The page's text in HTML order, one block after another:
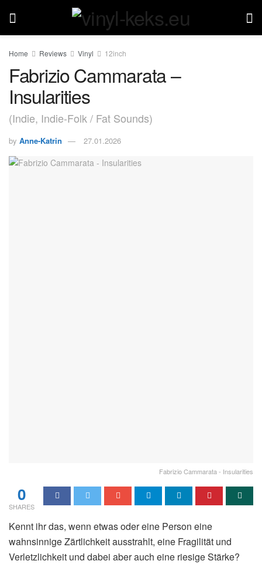
Home Reviews Vinyl 12inch
Fabrizio Cammarata –
Insularities
(Indie, Indie-Folk / Fat Sounds)
by Anne-Katrin 27.01.2026
Fabrizio Cammarata - Insularities
0
SHARES
Kennt ihr das, wenn etwas oder eine Person eine
wahnsinnige Zärtlichkeit ausstrahlt, eine Fragilität und
Verletzlichkeit und dabei aber auch eine riesige Stärke?